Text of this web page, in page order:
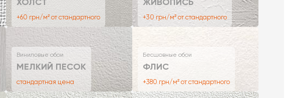
+60 грн/м² от стандартного +30 грн/м² от стандартного
Виниловые обои
МЕЛКИЙ ПЕСОК
стандартная цена
Бесшовные обои
ФЛИС
+380 грн/м² от стандартного